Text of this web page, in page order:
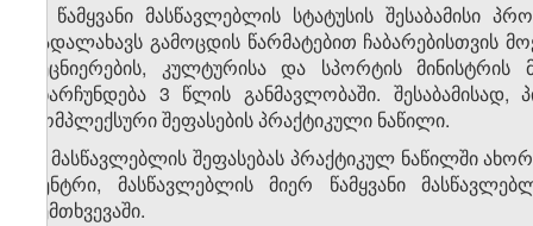
5. წამყვანი მასწავლებლის სტატუსის
გადალახავს გამოცდის წარმატებით
მეცნიერების, კულტურისა და სპორტის
უნარჩუნდება 3 წლის განმავლობაში.
კომპლექსური შეფასების პრაქტიკული ნაწილი.
6. მასწავლებლის შეფასებას პრაქტიკულ ნაწილში
ცენტრი, მასწავლებლის მიერ წამყვანი
შემთხვევაში.